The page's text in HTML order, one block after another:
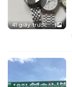
41 giây trước 1